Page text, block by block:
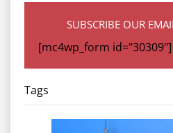
SUBSCRIBE OUR
[mc4wp_form id="30309"]
Tags